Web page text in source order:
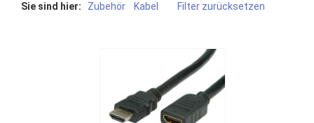
Sie sind hier: Zubehör Kabel Filter zurücksetzen